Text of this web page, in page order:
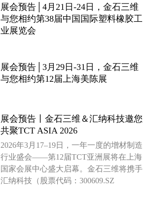
展会预告│4月21日-24日，金石三维
与您相约第38届中国国际塑料橡胶工
业展览会
展会预告│3月29日-31日，金石三维
与您相约第12届上海美陈展
展会预告丨金石三维＆汇纳科技邀您
共聚TCT ASIA 2026
2026年3月17–19日，一年一度的增材制造
行业盛会——第12届TCT亚洲展将在上海
国家会展中心盛大启幕。金石三维将携手
汇纳科技（股票代码：300609.SZ